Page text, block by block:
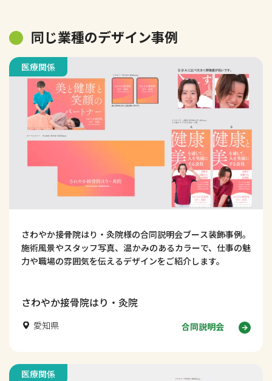
同じ業種のデザイン事例
医療関係
さわやか接骨院はり・灸院様の合同説明会ブース装飾事例。
施術風景やスタッフ写真、温かみのあるカラーで、仕事の魅
力や職場の雰囲気を伝えるデザインをご紹介します。
さわやか接骨院はり・灸院
愛知県 合同説明会
医療関係